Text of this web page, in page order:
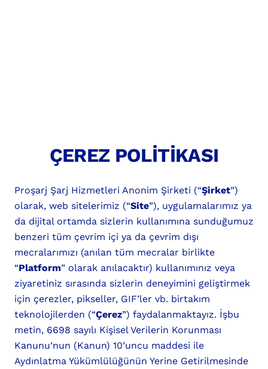
ÇEREZ POLİTİKASI
Proşarj Şarj Hizmetleri Anonim Şirketi (“Şirket”)
olarak, web sitelerimiz (“Site”), uygulamalarımız ya
da dijital ortamda sizlerin kullanımına sunduğumuz
benzeri tüm çevrim içi ya da çevrim dışı
mecralarımızı (anılan tüm mecralar birlikte
“Platform” olarak anılacaktır) kullanımınız veya
ziyaretiniz sırasında sizlerin deneyimini geliştirmek
için çerezler, pikseller, GIF’ler vb. birtakım
teknolojilerden (“Çerez”) faydalanmaktayız. İşbu
metin, 6698 sayılı Kişisel Verilerin Korunması
Kanunu’nun (Kanun) 10’uncu maddesi ile
Aydınlatma Yükümlülüğünün Yerine Getirilmesinde